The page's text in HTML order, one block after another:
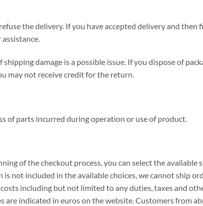
the delivery. If you have accepted delivery and then
assistance.
damage is a possible issue. If you dispose of
may not receive credit for the return.
of parts incurred during operation or use of product.
of the checkout process, you can select the
not included in the available choices, we cannot ship
including but not limited to any duties, taxes and
indicated in euros on the website. Customers from